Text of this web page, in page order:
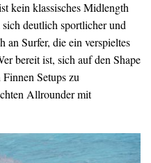
kein klassisches Midlength
deutlich sportlicher und
an Surfer, die ein verspieltes
bereit ist, sich auf den Shape
Setups zu
Allrounder mit